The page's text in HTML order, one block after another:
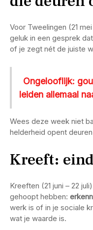
Voor Tweelingen (21
geluk in een gesprek
of je zegt nét de juiste
Ongelooflijk:
leiden allemaal
Wees deze week niet
helderheid opent
Kreeft:
Kreeften (21 juni – 22
gehoopt hebben:
werk is of in je sociale
wat je waarde is.